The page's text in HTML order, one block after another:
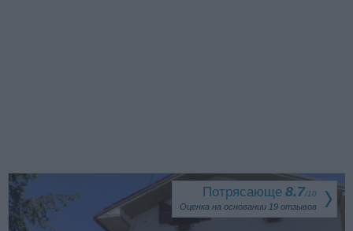
Потрясающе 8.7/10
Оценка на основании 19 отзывов